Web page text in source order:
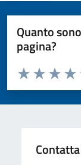
Quanto
pagina?
Valuta da 1 a 5
Valuta
Valuta 2
Valuta 1 stelle